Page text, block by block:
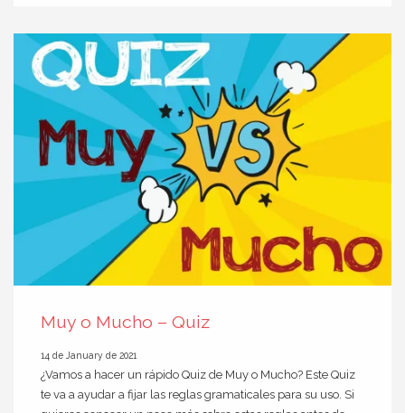
Muy o Mucho – Quiz
14 de January de 2021
¿Vamos a hacer un rápido Quiz de Muy o Mucho? Este Quiz
te va a ayudar a fijar las reglas gramaticales para su uso. Si